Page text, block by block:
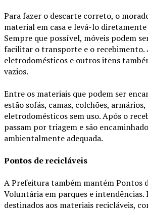
Para fazer o descarte correto, o
material em casa e levá-lo
Sempre que possível, móveis podem
facilitar o transporte e o recebimento.
eletrodomésticos e outros itens
vazios.
Entre os materiais que podem ser
estão sofás, camas, colchões, armários,
eletrodomésticos sem uso. Após o
passam por triagem e são
ambientalmente adequada.
Pontos de recicláveis
A Prefeitura também mantém Pontos
Voluntária em parques e intendências.
destinados aos materiais recicláveis,